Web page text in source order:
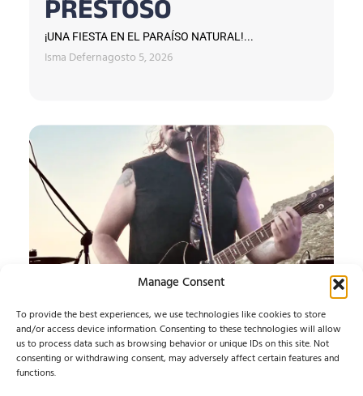
Manage Consent
To provide the best experiences, we use technologies like cookies to store
and/or access device information. Consenting to these technologies will allow
us to process data such as browsing behavior or unique IDs on this site. Not
consenting or withdrawing consent, may adversely affect certain features and
functions.
PRESTOSO
¡UNA FIESTA EN EL PARAÍSO NATURAL!...
Isma Defernagosto 5, 2026
SATURNA
Presentan "Absence",segundo adelanto de 'Light and
Shadow'....